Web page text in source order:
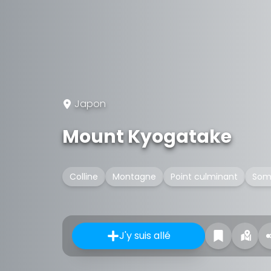
Japon
Mount Kyogatake
Colline Montagne Point culminant
J'y suis allé